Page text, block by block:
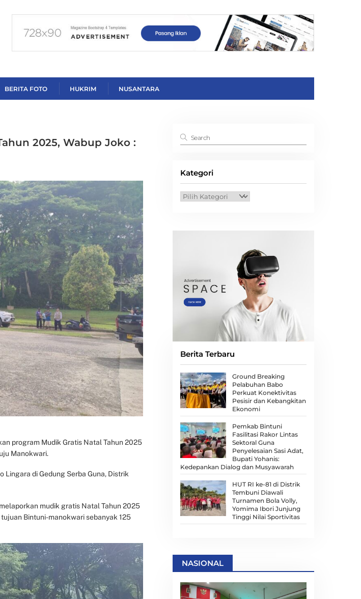
BERITA FOTO HUKRIM NUSANTARA
2025, Wabup Joko :
program Mudik Gratis Natal Tahun 2025
Manokwari.
Lingara di Gedung Serba Guna, Distrik
mudik gratis Natal Tahun 2025
Bintuni-manokwari sebanyak 125
Kategori
Kategori
Berita Terbaru
Ground Breaking
Pelabuhan Babo
Perkuat Konektivitas
Pesisir dan Kebangkitan
Ekonomi
Pemkab Bintuni
Fasilitasi Rakor Lintas
Sektoral Guna
Penyelesaian Sasi Adat,
Bupati Yohanis:
Kedepankan Dialog dan Musyawarah
HUT RI ke-81 di Distrik
Tembuni Diawali
Turnamen Bola Volly,
Yomima Ibori Junjung
Tinggi Nilai Sportivitas
NASIONAL